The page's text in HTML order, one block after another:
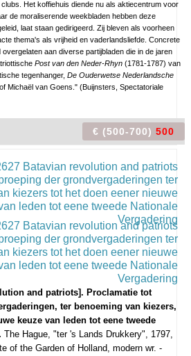
Het koffiehuis diende nu als aktiecentrum voor
de moraliserende weekbladen hebben deze
laat staan gedirigeerd. Zij bleven als voorheen
thema's als vrijheid en vaderlandsliefde. Concrete
aan diverse partijbladen die in de jaren
Post van den Neder-Rhyn (1781-1787) van
tegenhanger, De Ouderwetse Nederlandsche
Michaël van Goens." (Buijnsters, Spectatoriale
€ (500-700) 500
and patriots]. Proclamatie tot
ter benoeming van kiezers,
keuze van leden tot eene tweede
The Hague, "ter 's Lands Drukkery", 1797,
of the Garden of Holland, modern wr. -